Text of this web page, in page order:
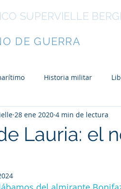
SUPERVIELLE
DE GUERRA
Historia militar
Lauria: el
28 ene 2020 4 min de lectura